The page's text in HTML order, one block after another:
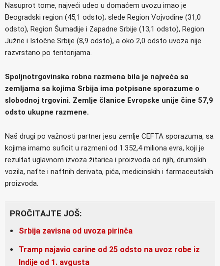
Nasuprot tome, najveći udeo u domaćem uvozu imao je
Beogradski region (45,1 odsto); slede Region Vojvodine (31,0
odsto), Region Šumadije i Zapadne Srbije (13,1 odsto), Region
Južne i Istočne Srbije (8,9 odsto), a oko 2,0 odsto uvoza nije
razvrstano po teritorijama.
Spoljnotrgovinska robna razmena bila je najveća sa
zemljama sa kojima Srbija ima potpisane sporazume o
slobodnoj trgovini. Zemlje članice Evropske unije čine 57,9
odsto ukupne razmene.
Naš drugi po važnosti partner jesu zemlje CEFTA sporazuma, sa
kojima imamo suficit u razmeni od 1.352,4 miliona evra, koji je
rezultat uglavnom izvoza žitarica i proizvoda od njih, drumskih
vozila, nafte i naftnih derivata, pića, medicinskih i farmaceutskih
proizvoda.
PROČITAJTE JOŠ:
Srbija zavisna od uvoza pirinča
Tramp najavio carine od 25 odsto na uvoz robe iz
Indije od 1. avgusta